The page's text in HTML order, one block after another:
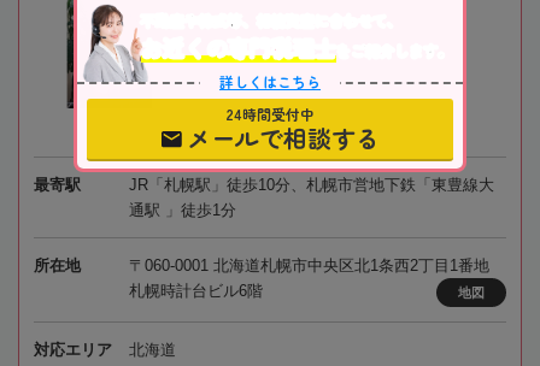
最寄駅
JR「札幌駅」徒歩10分、札幌市営地下鉄「東豊線大
通駅 」徒歩1分
所在地
〒060-0001 北海道札幌市中央区北1条西2丁目1番地
札幌時計台ビル6階
地図
対応エリア 北海道
不動産や株式等、相続資産に合わせて、
お近くの専門税理士
をご紹介します。
詳しくはこちら
24時間受付中
メールで相談する